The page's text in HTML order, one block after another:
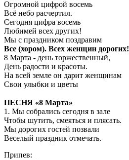
Огромной цифрой восемь
Всё небо расчертил.
Сегодня цифра восемь
Любимей всех других!
Мы с праздником поздравим
Все (хором). Всех женщин дорогих!
8 Марта - день торжественный,
День радости и красоты.
На всей земле он дарит женщинам
Свои улыбки и цветы
ПЕСНЯ «8 Марта»
1. Мы собрались сегодня в зале
Чтобы шутить, смеяться и плясать.
Мы дорогих гостей позвали
Веселый праздник отмечать.
Припев: